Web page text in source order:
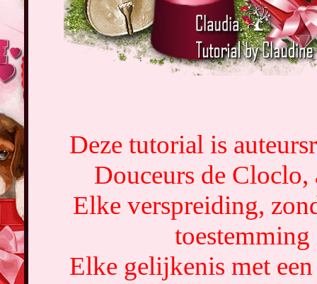
Deze tutorial is
Douceurs de
Elke verspreiding,
toestemming
Elke gelijkenis met